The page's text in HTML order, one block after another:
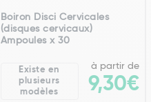
Boiron Disci Cervicales
(disques cervicaux)
Ampoules x 30
Existe en
plusieurs
modèles
à partir de
9,30€